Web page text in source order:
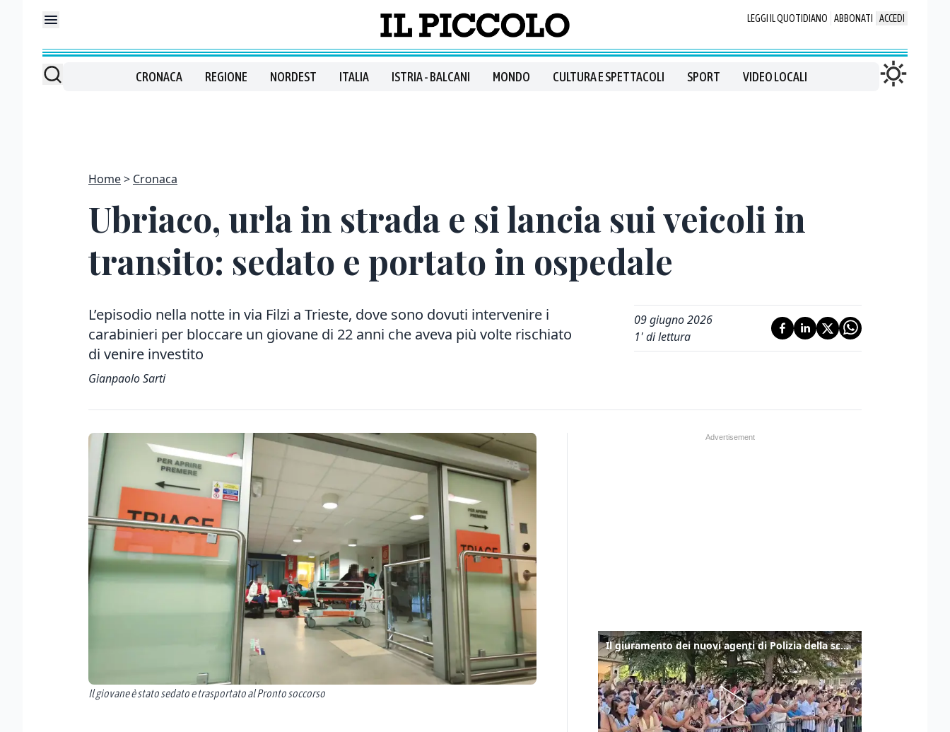
LEGGI IL QUOTIDIANO ABBONATI ACCEDI
CRONACA REGIONE NORDEST ITALIA ISTRIA - BALCANI MONDO CULTURA E SPETTACOLI SPORT VIDEO LOCALI
Home Cronaca
Ubriaco, urla in strada e si lancia sui veicoli in
transito: sedato e portato in ospedale
L’episodio nella notte in via Filzi a Trieste, dove sono dovuti intervenire i
carabinieri per bloccare un giovane di 22 anni che aveva più volte rischiato
di venire investito
Gianpaolo Sarti
09 giugno 2026
1' di lettura
Il giovane è stato sedato e trasportato al Pronto soccorso
Il giuramento dei nuovi agenti di Polizia della scuola "Vincenzo Raiola" di Trieste